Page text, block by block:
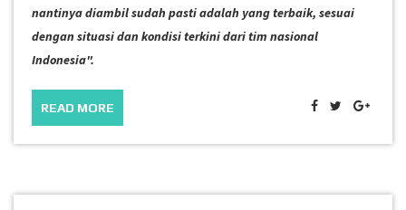
nantinya diambil sudah pasti adalah yang terbaik, sesuai
dengan situasi dan kondisi terkini dari tim nasional
Indonesia".
READ MORE